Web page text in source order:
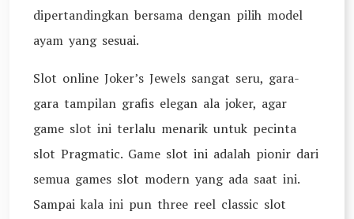
dipertandingkan bersama dengan pilih model
ayam yang sesuai.
Slot online Joker’s Jewels sangat seru, gara-
gara tampilan grafis elegan ala joker, agar
game slot ini terlalu menarik untuk pecinta
slot Pragmatic. Game slot ini adalah pionir dari
semua games slot modern yang ada saat ini.
Sampai kala ini pun three reel classic slot